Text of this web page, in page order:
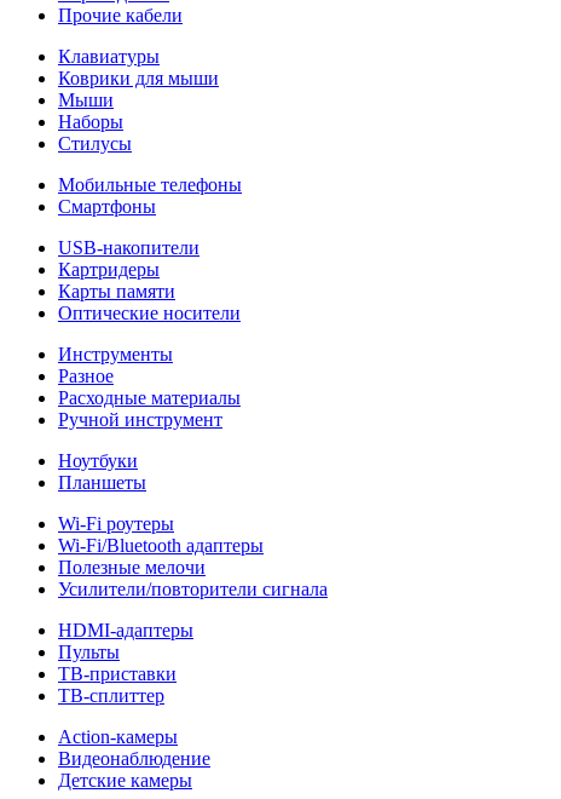
Прочие кабели
Клавиатуры
Коврики для мыши
Мыши
Наборы
Стилусы
Мобильные телефоны
Смартфоны
USB-накопители
Картридеры
Карты памяти
Оптические носители
Инструменты
Разное
Расходные материалы
Ручной инструмент
Ноутбуки
Планшеты
Wi-Fi роутеры
Wi-Fi/Bluetooth адаптеры
Полезные мелочи
Усилители/повторители сигнала
HDMI-адаптеры
Пульты
ТВ-приставки
ТВ-сплиттер
Action-камеры
Видеонаблюдение
Детские камеры